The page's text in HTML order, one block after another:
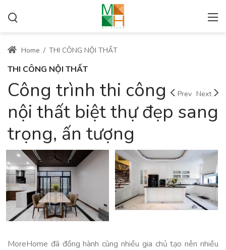
Home / THI CÔNG NỘI THẤT
THI CÔNG NỘI THẤT
Prev Next
Công trình thi công
nội thất biệt thự đẹp sang
trọng, ấn tượng
MoreHome đã đồng hành cùng nhiều gia chủ tạo nên nhiều